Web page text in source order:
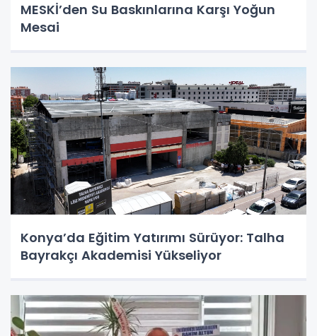
MESKİ’den Su Baskınlarına Karşı Yoğun
Mesai
Konya’da Eğitim Yatırımı Sürüyor: Talha
Bayrakçı Akademisi Yükseliyor